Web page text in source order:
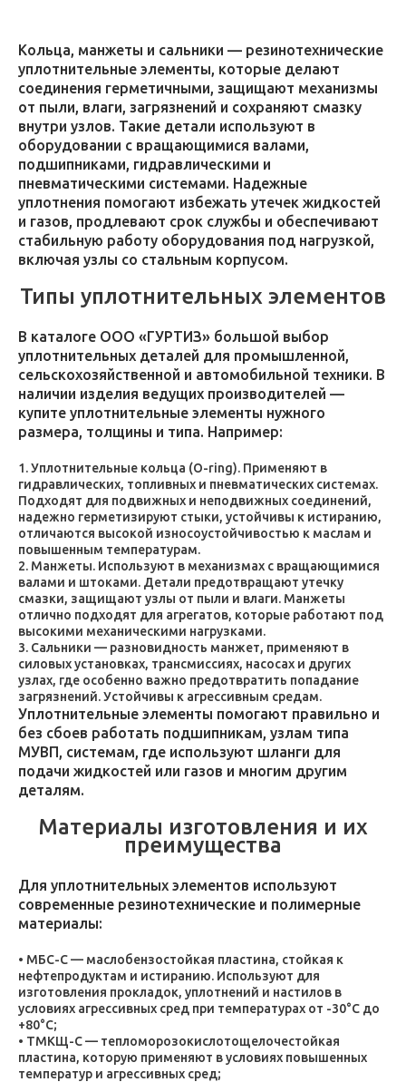
Кольца, манжеты и сальники — резинотехнические
уплотнительные элементы, которые делают
соединения герметичными, защищают механизмы
от пыли, влаги, загрязнений и сохраняют смазку
внутри узлов. Такие детали используют в
оборудовании с вращающимися валами,
подшипниками, гидравлическими и
пневматическими системами. Надежные
уплотнения помогают избежать утечек жидкостей
и газов, продлевают срок службы и обеспечивают
стабильную работу оборудования под нагрузкой,
включая узлы со стальным корпусом.
Типы уплотнительных элементов
В каталоге ООО «ГУРТИЗ» большой выбор
уплотнительных деталей для промышленной,
сельскохозяйственной и автомобильной техники. В
наличии изделия ведущих производителей —
купите уплотнительные элементы нужного
размера, толщины и типа. Например:
Уплотнительные кольца (O-ring). Применяют в
гидравлических, топливных и пневматических системах.
Подходят для подвижных и неподвижных соединений,
надежно герметизируют стыки, устойчивы к истиранию,
отличаются высокой износоустойчивостью к маслам и
повышенным температурам.
Манжеты. Используют в механизмах с вращающимися
валами и штоками. Детали предотвращают утечку
смазки, защищают узлы от пыли и влаги. Манжеты
отлично подходят для агрегатов, которые работают под
высокими механическими нагрузками.
Сальники — разновидность манжет, применяют в
силовых установках, трансмиссиях, насосах и других
узлах, где особенно важно предотвратить попадание
загрязнений. Устойчивы к агрессивным средам.
Уплотнительные элементы помогают правильно и
без сбоев работать подшипникам, узлам типа
МУВП, системам, где используют шланги для
подачи жидкостей или газов и многим другим
деталям.
Материалы изготовления и их
преимущества
Для уплотнительных элементов используют
современные резинотехнические и полимерные
материалы:
МБС-С — маслобензостойкая пластина, стойкая к
нефтепродуктам и истиранию. Используют для
изготовления прокладок, уплотнений и настилов в
условиях агрессивных сред при температурах от -30°C до
+80°C;
ТМКЩ-С — тепломорозокислотощелочестойкая
пластина, которую применяют в условиях повышенных
температур и агрессивных сред;